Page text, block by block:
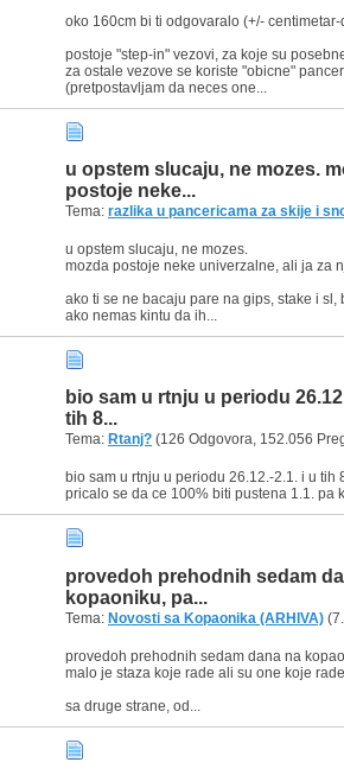
oko 160cm bi ti odgovaralo (+/- centimetar-
postoje "step-in" vezovi, za koje su
za ostale vezove se koriste "obicne"
(pretpostavljam da neces one...
u opstem slucaju, ne mozes.
postoje neke...
Tema: razlika u pancericama za skije i
u opstem slucaju, ne mozes.
mozda postoje neke univerzalne, ali ja za
ako ti se ne bacaju pare na gips, stake i sl, bolje "baci" pare
ako nemas kintu da ih...
bio sam u rtnju u periodu
tih 8...
Tema: Rtanj? (126 Odgovora, 152.056
pricalo se da ce 100% biti pustena 1.1. pa
provedoh prehodnih sedam
kopaoniku, pa...
Tema: Novosti sa Kopaonika (ARHIVA) (7.182
malo je staza koje rade ali su one koje rade solidno sredjene (do nekih
sa druge strane, od...